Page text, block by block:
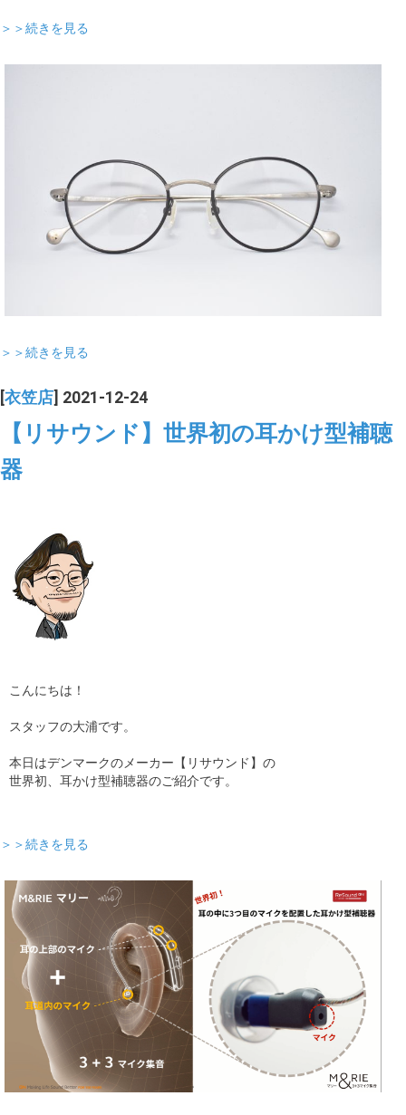
＞＞続きを見る
＞＞続きを見る
[衣笠店] 2021-12-24
【リサウンド】世界初の耳かけ型補聴
器
こんにちは！
スタッフの大浦です。
本日はデンマークのメーカー【リサウンド】の
世界初、耳かけ型補聴器のご紹介です。
＞＞続きを見る